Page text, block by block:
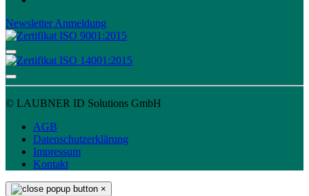
Newsletter Anmeldung
© LAUBNER ID Solutions GmbH
AGB
Datenschutzerklärung
Impressum
Kontakt
×